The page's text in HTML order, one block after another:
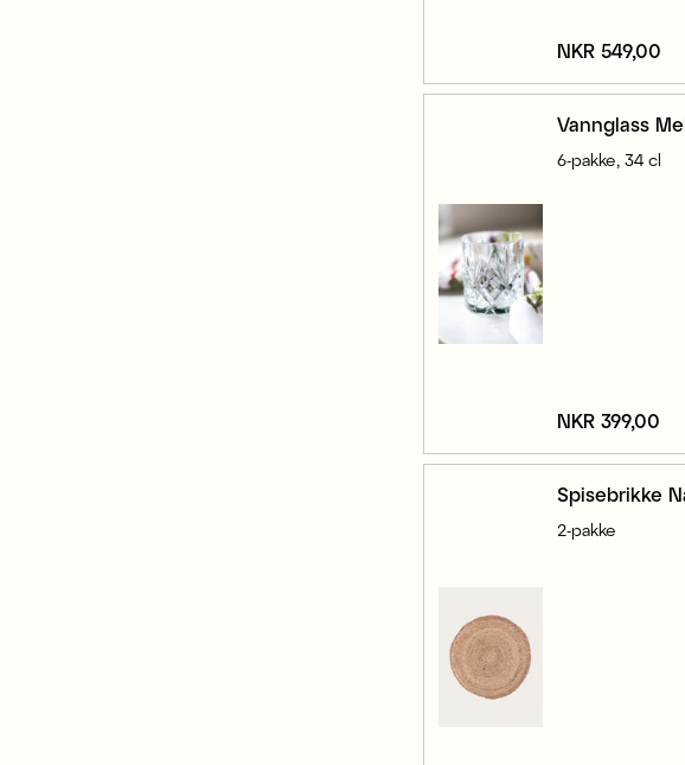
Pris :NKR
NKR 549,00
Vannglass
6-pakke, 34 cl
Pris :NKR
NKR 399,00
Spisebrikke
2-pakke